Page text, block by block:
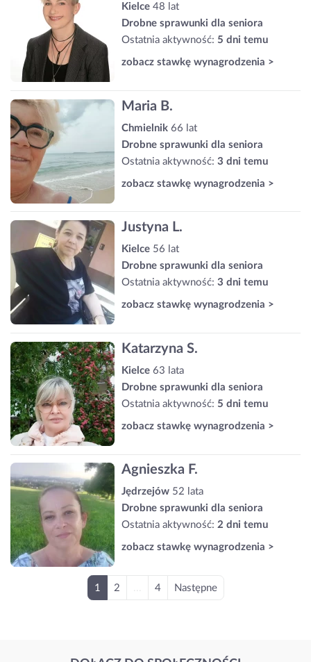
Kielce 48 lat
Drobne sprawunki dla seniora
Ostatnia aktywność: 5 dni temu
zobacz stawkę wynagrodzenia >
Maria B.
Chmielnik 66 lat
Drobne sprawunki dla seniora
Ostatnia aktywność: 3 dni temu
zobacz stawkę wynagrodzenia >
Justyna L.
Kielce 56 lat
Drobne sprawunki dla seniora
Ostatnia aktywność: 3 dni temu
zobacz stawkę wynagrodzenia >
Katarzyna S.
Kielce 63 lata
Drobne sprawunki dla seniora
Ostatnia aktywność: 5 dni temu
zobacz stawkę wynagrodzenia >
Agnieszka F.
Jędrzejów 52 lata
Drobne sprawunki dla seniora
Ostatnia aktywność: 2 dni temu
zobacz stawkę wynagrodzenia >
1 2 4 Następne